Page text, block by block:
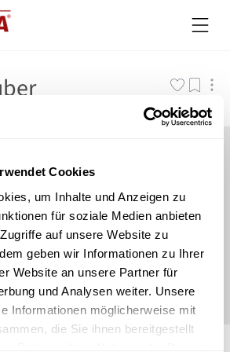
Cookies
um Inhalte und Anzeigen zu
für soziale Medien anbieten
auf unsere Website zu
geben wir Informationen zu Ihrer
Website an unsere Partner für
und Analysen weiter. Unsere
Informationen möglicherweise mit
die Sie ihnen bereitgestellt